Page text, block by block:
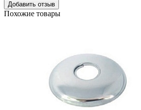
Добавить отзыв
Похожие товары